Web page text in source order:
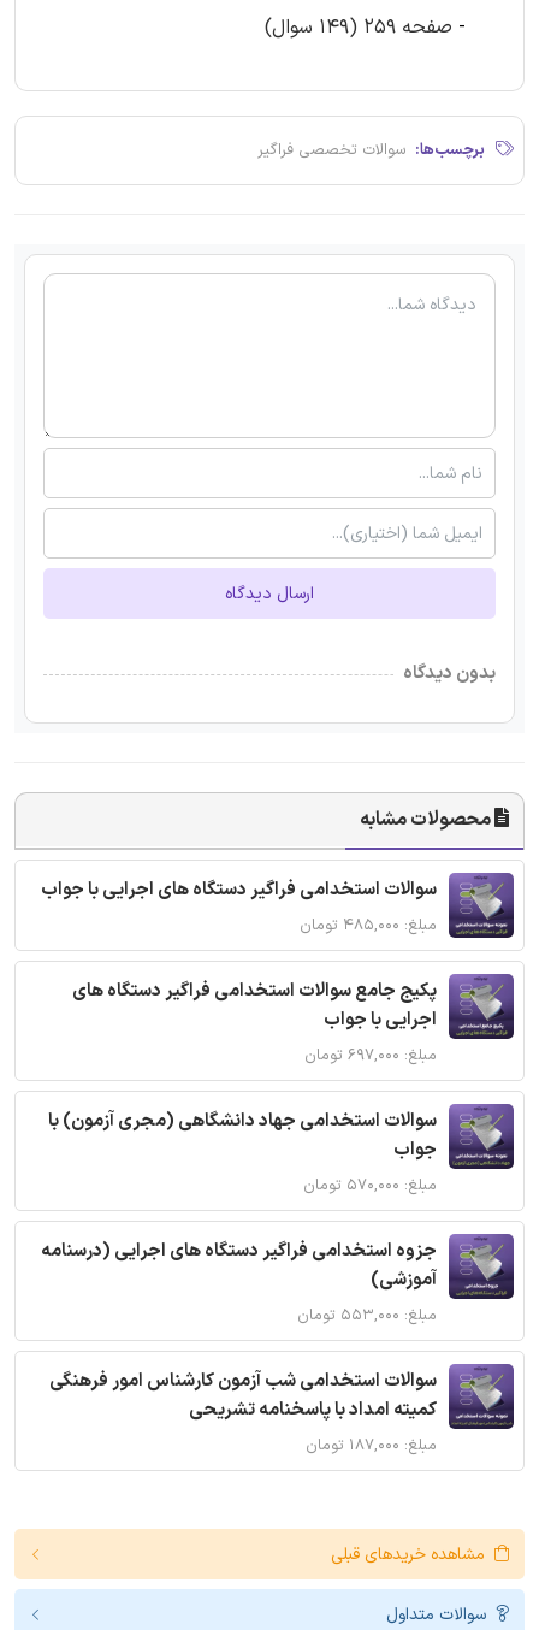
- صفحه 259 (149 سوال)
برچسب‌ها: سوالات تخصصی فراگیر
ارسال دیدگاه
بدون دیدگاه
محصولات مشابه
سوالات استخدامی فراگیر دستگاه های اجرایی با جواب
مبلغ: ۴۸۵,۰۰۰ تومان
پکیج جامع سوالات استخدامی فراگیر دستگاه های
اجرایی با جواب
مبلغ: ۶۹۷,۰۰۰ تومان
سوالات استخدامی جهاد دانشگاهی (مجری آزمون) با
جواب
مبلغ: ۵۷۰,۰۰۰ تومان
جزوه استخدامی فراگیر دستگاه های اجرایی (درسنامه
آموزشی)
مبلغ: ۵۵۳,۰۰۰ تومان
سوالات استخدامی شب آزمون کارشناس امور فرهنگی
کمیته امداد با پاسخنامه تشریحی
مبلغ: ۱۸۷,۰۰۰ تومان
مشاهده خریدهای قبلی
سوالات متداول